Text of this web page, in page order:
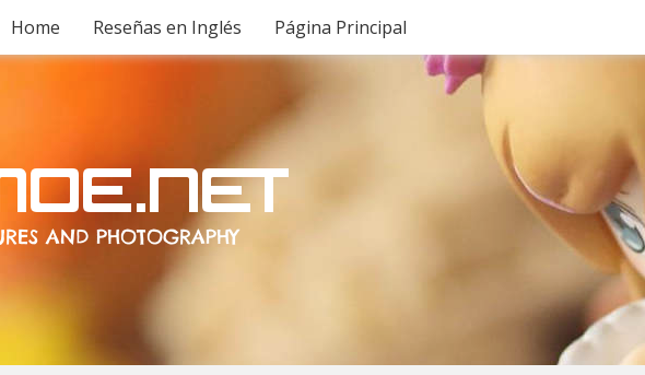
Home Reseñas en Inglés Página Principal